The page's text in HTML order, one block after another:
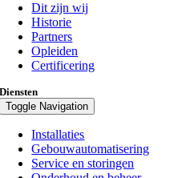
Dit zijn wij
Historie
Partners
Opleiden
Certificering
Diensten
Toggle Navigation
Installaties
Gebouwautomatisering
Service en storingen